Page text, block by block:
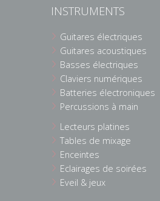
INSTRUMENTS
Guitares électriques
Guitares acoustiques
Basses électriques
Claviers numériques
Batteries électroniques
Percussions à main
Lecteurs platines
Tables de mixage
Enceintes
Eclairages de soirées
Eveil & jeux